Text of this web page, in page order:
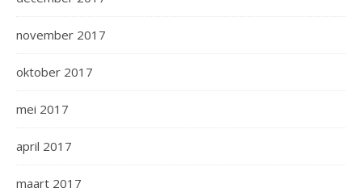
november 2017
oktober 2017
mei 2017
april 2017
maart 2017